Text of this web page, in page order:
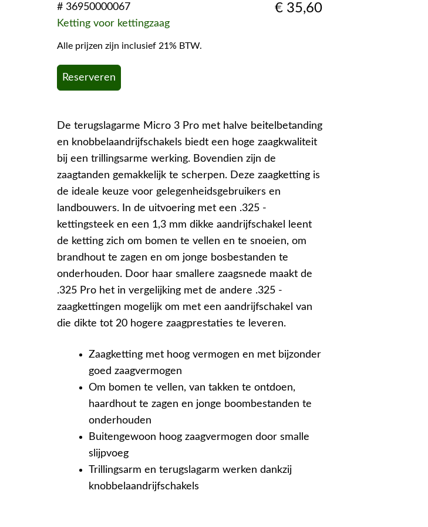
# 36950000067
Ketting voor kettingzaag
€35,60
Alle prijzen zijn inclusief 21% BTW.
Reserveren
De terugslagarme Micro 3 Pro met halve beitelbetanding
en knobbelaandrijfschakels biedt een hoge zaagkwaliteit
bij een trillingsarme werking. Bovendien zijn de
zaagtanden gemakkelijk te scherpen. Deze zaagketting is
de ideale keuze voor gelegenheidsgebruikers en
landbouwers. In de uitvoering met een .325 -
kettingsteek en een 1,3 mm dikke aandrijfschakel leent
de ketting zich om bomen te vellen en te snoeien, om
brandhout te zagen en om jonge bosbestanden te
onderhouden. Door haar smallere zaagsnede maakt de
.325 Pro het in vergelijking met de andere .325 -
zaagkettingen mogelijk om met een aandrijfschakel van
die dikte tot 20 hogere zaagprestaties te leveren.
Zaagketting met hoog vermogen en met bijzonder
goed zaagvermogen
Om bomen te vellen, van takken te ontdoen,
haardhout te zagen en jonge boombestanden te
onderhouden
Buitengewoon hoog zaagvermogen door smalle
slijpvoeg
Trillingsarm en terugslagarm werken dankzij
knobbelaandrijfschakels